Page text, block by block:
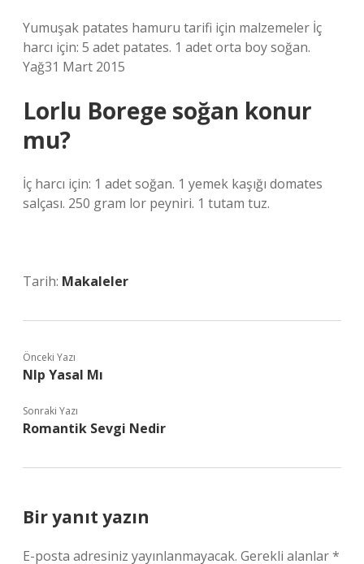
Yumuşak patates hamuru tarifi için malzemeler İç
harcı için: 5 adet patates. 1 adet orta boy soğan.
Yağ31 Mart 2015
Lorlu Borege soğan konur
mu?
İç harcı için: 1 adet soğan. 1 yemek kaşığı domates
salçası. 250 gram lor peyniri. 1 tutam tuz.
Tarih: Makaleler
Önceki Yazı
Nlp Yasal Mı
Sonraki Yazı
Romantik Sevgi Nedir
Bir yanıt yazın
E-posta adresiniz yayınlanmayacak. Gerekli alanlar*